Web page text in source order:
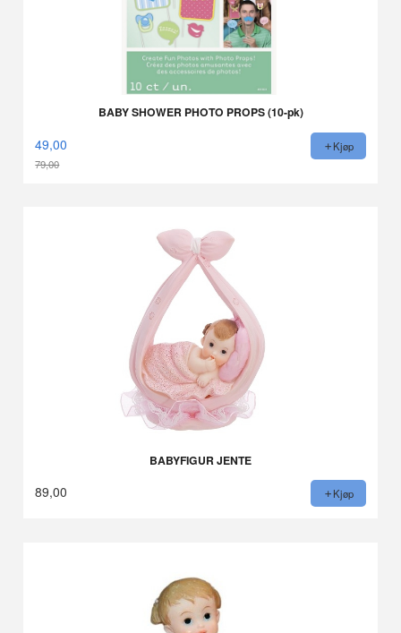
BABY SHOWER PHOTO PROPS (10-pk)
49,00
79,00
Kjøp
BABYFIGUR JENTE
89,00 Kjøp